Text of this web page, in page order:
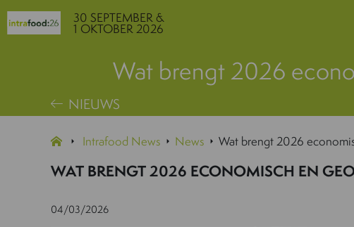
30 SEPTEMBER &
1 OKTOBER 2026
Wat brengt 2026
NIEUWS
Intrafood News News Wat brengt 2026
WAT BRENGT 2026 ECONOMISCH EN
04/03/2026